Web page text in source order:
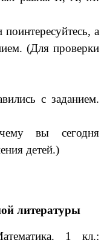
а
(Для проверки
с заданием.
вы сегодня
детей.)
литературы
1 кл.: